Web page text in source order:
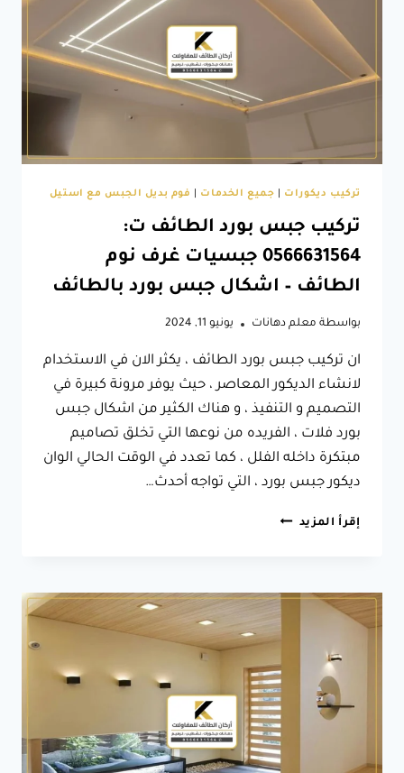
الطائف
تركيب ديكورات جميع الخدمات فوم بديل الجبس مع استيل
تركيب جبس بورد الطائف ت:
0566631564 جبسيات غرف نوم
الطائف – اشكال جبس بورد بالطائف
بواسطة معلم دهانات يونيو 11, 2024
ان تركيب جبس بورد الطائف ، يكثر الان في الاستخدام
لانشاء الديكور المعاصر ، حيث يوفر مرونة كبيرة في
التصميم و التنفيذ ، و هناك الكثير من اشكال جبس
بورد فلات ، الفريده من نوعها التي تخلق تصاميم
مبتكرة داخله الفلل ، كما تعدد في الوقت الحالي الوان
ديكور جبس بورد ، التي تواجه أحدث…
إقرأ المزيد تركيب
ت:
0566631564
جبسيات
نوم
الطائف
اشكال
جبس
بورد